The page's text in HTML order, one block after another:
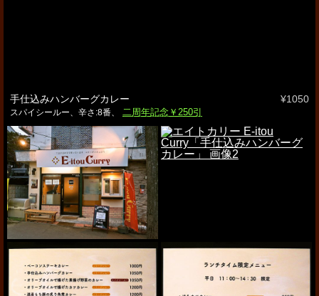
¥1050
手仕込みハンバーグカレー
スパイシールー、辛さ:8番、 二周年記念￥250引